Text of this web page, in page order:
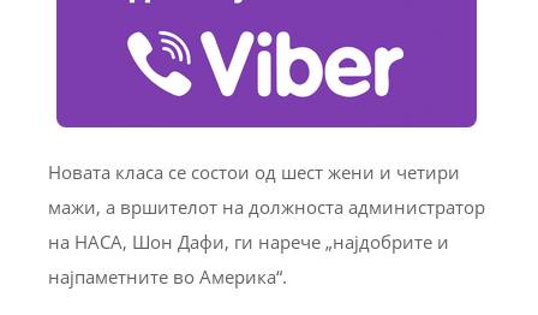
Новата класа се состои од шест жени и четири
мажи, а вршителот на должноста администратор
на НАСА, Шон Дафи, ги нарече „најдобрите и
најпаметните во Америка“.